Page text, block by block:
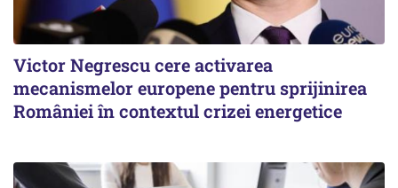
Victor Negrescu cere activarea
mecanismelor europene pentru sprijinirea
României în contextul crizei energetice